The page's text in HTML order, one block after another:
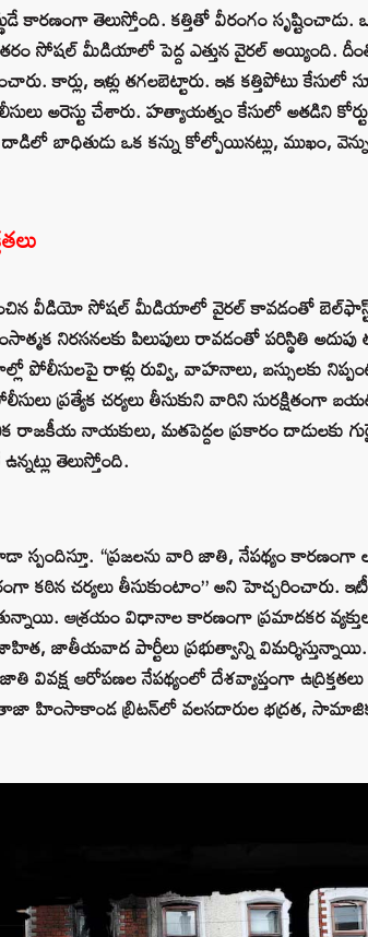
కారణంగా తెలుస్తోంది. కత్తితో వీరంగం సృష్టించాడు.
మీడియాలో పెద్ద ఎత్తున వైరల్ అయ్యింది. దీంతో
కార్లు, ఇళ్లు తగలబెట్టారు. ఇక కత్తిపోటు కేసులో
అరెస్టు చేశారు. హత్యాయత్నం కేసులో అతడిని
బాధితుడు ఒక కన్ను కోల్పోయినట్లు, ముఖం,
వీడియో సోషల్ మీడియాలో వైరల్ కావడంతో
నిరసనలకు పిలుపులు రావడంతో పరిస్థితి అదుపు
పోలీసులపై రాళ్లు రువ్వి, వాహనాలు, బస్సులకు
ప్రత్యేక చర్యలు తీసుకుని వారిని సురక్షితంగా
నాయకులు, మతపెద్దల ప్రకారం దాడులకు
తెలుస్తోంది.
స్పందిస్తూ. “ప్రజలను వారి జాతి, నేపథ్యం కారణంగా
కఠిన చర్యలు తీసుకుంటాం” అని హెచ్చరించారు.
ఆశ్రయం విధానాల కారణంగా ప్రమాదకర
జాతీయవాద పార్టీలు ప్రభుత్వాన్ని
ఆరోపణల నేపథ్యంలో దేశవ్యాప్తంగా
తాజా హింసాకాండ బ్రిటన్‌లో వలసదారుల భద్రత,